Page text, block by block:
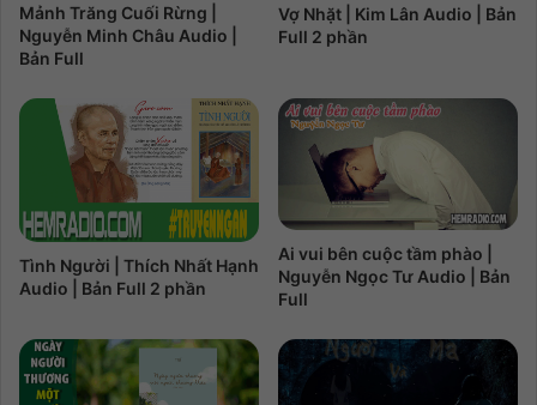
Mảnh Trăng Cuối Rừng |
Nguyễn Minh Châu Audio |
Bản Full
Vợ Nhặt | Kim Lân Audio | Bản
Full 2 phần
Tình Người | Thích Nhất Hạnh
Audio | Bản Full 2 phần
Ai vui bên cuộc tầm phào |
Nguyễn Ngọc Tư Audio | Bản
Full